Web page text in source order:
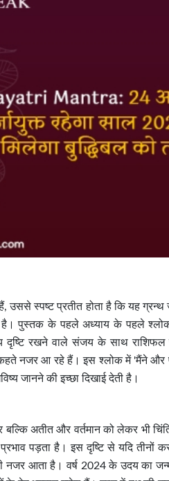
स्पष्ट प्रतीत होता है कि यह ग्रन्थ
पुस्तक के पहले अध्याय के पहले
दृष्टि रखने वाले संजय के साथ
कहते नजर आ रहे हैं। इस श्लोक में 'मैंने और
जानने की इच्छा दिखाई देती है।
बल्कि अतीत और वर्तमान को लेकर भी
पड़ता है। इस दृष्टि से यदि तीनों
नजर आता है। वर्ष 2024 के उदय का